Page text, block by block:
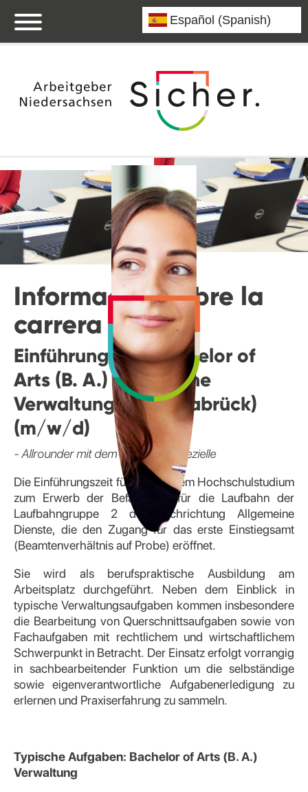
Información sobre la
carrera
Einführungszeit Bachelor of
Arts (B. A.) Öffentliche
Verwaltung (HS Osnabrück)
(m/w/d)
- Allrounder mit dem Blick für’s Spezielle
Die Einführungszeit führt nach dem Hochschulstudium
zum Erwerb der Befähigung für die Laufbahn der
Laufbahngruppe 2 der Fachrichtung Allgemeine
Dienste, die den Zugang für das erste Einstiegsamt
(Beamtenverhältnis auf Probe) eröffnet.
Sie wird als berufspraktische Ausbildung am
Arbeitsplatz durchgeführt. Neben dem Einblick in
typische Verwaltungsaufgaben kommen insbesondere
die Bearbeitung von Querschnittsaufgaben sowie von
Fachaufgaben mit rechtlichem und wirtschaftlichem
Schwerpunkt in Betracht. Der Einsatz erfolgt vorrangig
in sachbearbeitender Funktion um die selbständige
sowie eigenverantwortliche Aufgabenerledigung zu
erlernen und Praxiserfahrung zu sammeln.
Typische Aufgaben: Bachelor of Arts (B. A.)
Verwaltung